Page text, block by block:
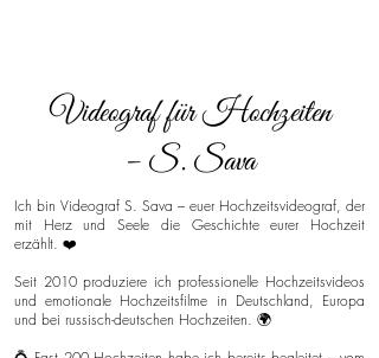
Videograf für Hochzeiten
– S. Sava
Ich bin Videograf S. Sava – euer Hochzeitsvideograf, der
mit Herz und Seele die Geschichte eurer Hochzeit
erzählt. ❤️
Seit 2010 produziere ich professionelle Hochzeitsvideos
und emotionale Hochzeitsfilme in Deutschland, Europa
und bei russisch-deutschen Hochzeiten. 🌍